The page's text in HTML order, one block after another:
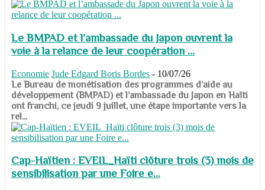
Le BMPAD et l’ambassade du Japon ouvrent la
voie à la relance de leur coopération ...
Economie Jude Edgard Boris Bordes - 10/07/26
​​​​​​​Le Bureau de monétisation des programmes d’aide au
développement (BMPAD) et l’ambassade du Japon en Haïti
ont franchi, ce jeudi 9 juillet, une étape importante vers la
rel...
Cap-Haïtien : EVEIL_Haïti clôture trois (3) mois de
sensibilisation par une Foire e...